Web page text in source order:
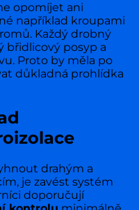
opomíjet ani
například kroupami
Každý drobný
břidlicový posyp a
Proto by měla po
důkladná prohlídka
drahým a
je zavést systém
doporučují